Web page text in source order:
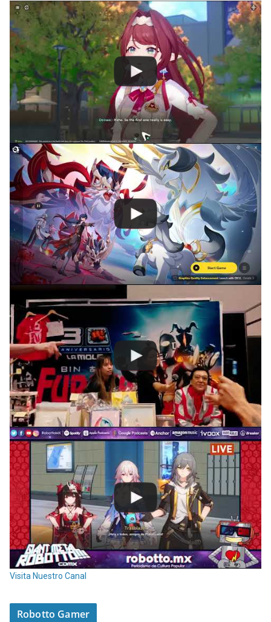
Visita Nuestro Canal
Robotto Gamer